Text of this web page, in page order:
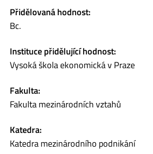
Přidělovaná hodnost:
Bc.
Instituce přidělující hodnost:
Vysoká škola ekonomická v Praze
Fakulta:
Fakulta mezinárodních vztahů
Katedra:
Katedra mezinárodního podnikání